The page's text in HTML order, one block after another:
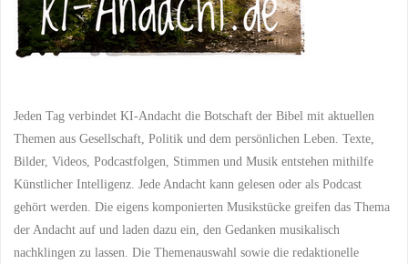
Jeden Tag verbindet KI-Andacht die Botschaft der Bibel mit aktuellen
Themen aus Gesellschaft, Politik und dem persönlichen Leben. Texte,
Bilder, Videos, Podcastfolgen, Stimmen und Musik entstehen mithilfe
Künstlicher Intelligenz. Jede Andacht kann gelesen oder als Podcast
gehört werden. Die eigens komponierten Musikstücke greifen das Thema
der Andacht auf und laden dazu ein, den Gedanken musikalisch
nachklingen zu lassen. Die Themenauswahl sowie die redaktionelle